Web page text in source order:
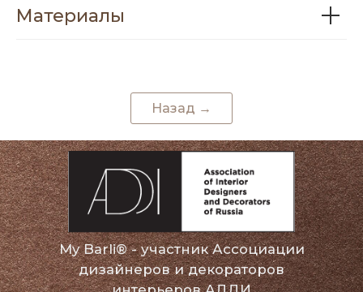
Материалы
Назад →
Смотреть все
О бренде
Контакты
Покупателям
Сотрудничество